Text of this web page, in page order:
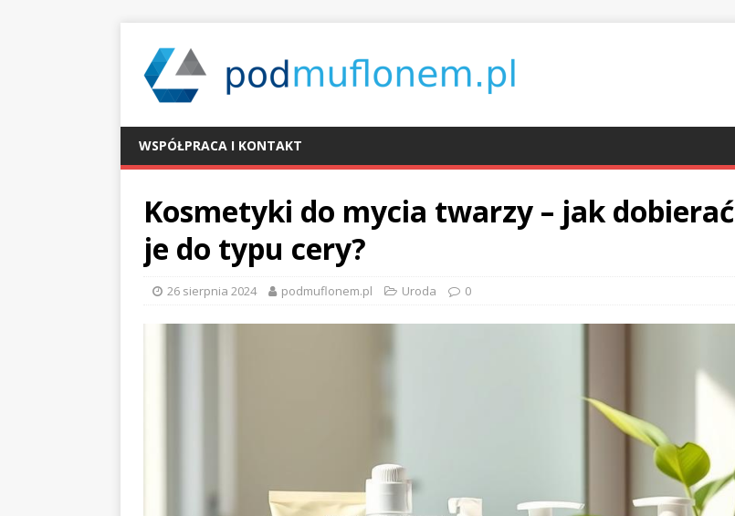
WSPÓŁPRACA I KONTAKT
Kosmetyki do mycia twarzy – jak dobierać
je do typu cery?
26 sierpnia 2024 podmuflonem.pl Uroda 0